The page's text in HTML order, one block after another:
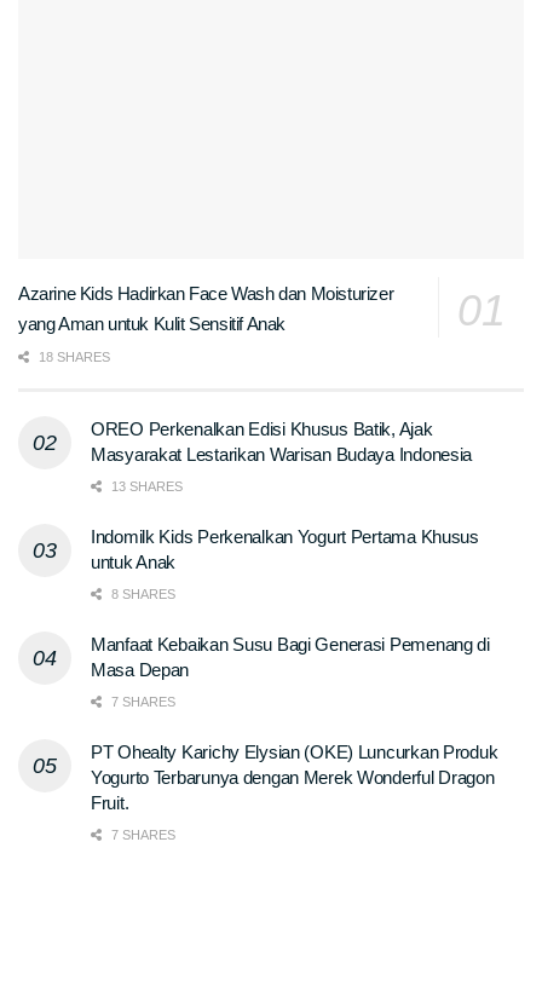
Azarine Kids Hadirkan Face Wash dan Moisturizer
yang Aman untuk Kulit Sensitif Anak
18 SHARES
OREO Perkenalkan Edisi Khusus Batik, Ajak
Masyarakat Lestarikan Warisan Budaya Indonesia
13 SHARES
Indomilk Kids Perkenalkan Yogurt Pertama Khusus
untuk Anak
8 SHARES
Manfaat Kebaikan Susu Bagi Generasi Pemenang di
Masa Depan
7 SHARES
PT Ohealty Karichy Elysian (OKE) Luncurkan Produk
Yogurto Terbarunya dengan Merek Wonderful Dragon
Fruit.
7 SHARES